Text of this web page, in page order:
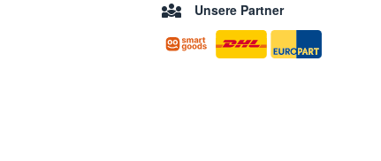
Unsere Partner